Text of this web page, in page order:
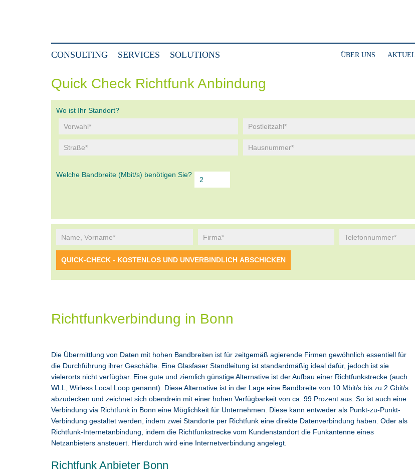
CONSULTING SERVICES SOLUTIONS ÜBER UNS
Quick Check Richtfunk Anbindung
Wo ist Ihr Standort?
Welche Bandbreite (Mbit/s) benötigen Sie?
Richtfunkverbindung in Bonn
Die Übermittlung von Daten mit hohen Bandbreiten ist für zeitgemäß agierende Firmen gewöhnlich essentiell für
die Durchführung ihrer Geschäfte. Eine Glasfaser Standleitung ist standardmäßig ideal dafür, jedoch ist sie
vielerorts nicht verfügbar. Eine gute und ziemlich günstige Alternative ist der Aufbau einer Richtfunkstrecke (auch
WLL, Wirless Local Loop genannt). Diese Alternative ist in der Lage eine Bandbreite von 10 Mbit/s bis zu 2 Gbit/s
abzudecken und zeichnet sich obendrein mit einer hohen Verfügbarkeit von ca. 99 Prozent aus. So ist auch eine
Verbindung via Richtfunk in Bonn eine Möglichkeit für Unternehmen. Diese kann entweder als Punkt-zu-Punkt-
Verbindung gestaltet werden, indem zwei Standorte per Richtfunk eine direkte Datenverbindung haben. Oder als
Richtfunk-Internetanbindung, indem die Richtfunkstrecke vom Kundenstandort die Funkantenne eines
Netzanbieters ansteuert. Hierdurch wird eine Internetverbindung angelegt.
Richtfunk Anbieter Bonn